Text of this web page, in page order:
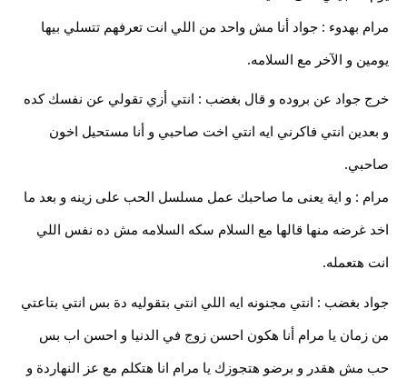
مرام بهدوء : جواد أنا مش واحد من اللي انت تعرفهم تتسلي بيها
يومين و الآخر مع السلامه.
خرج جواد عن بروده و قال بغضب : انتي أزي تقولي عن نفسك كده
و بعدين انتي فاكرني ايه انتي اخت صاحبي و أنا مستحيل اخون
صاحبي.
مرام : و اية يعنى ما صاحبك عمل مسلسل الحب على زينه و بعد ما
اخد غرضه منها قالها مع السلام سكه السلامه مش ده نفس اللي
انت هتعمله.
جواد بغضب : انتي مجنونه ايه اللي انتي بتقوليه دة بس انتي بتاعتي
من زمان يا مرام أنا هكون احسن زوج في الدنيا و احسن اب بس
حب مش هقدر و برضو هتجوزك يا مرام انا هتكلم مع عز النهاردة و